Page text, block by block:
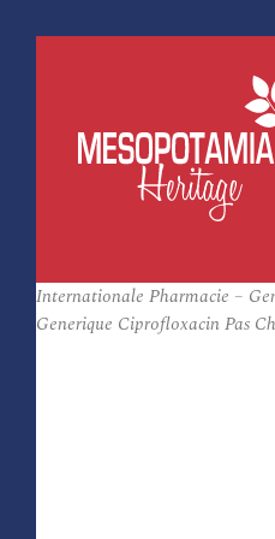
Internationale Pharmacie –
Generique Ciprofloxacin Pas